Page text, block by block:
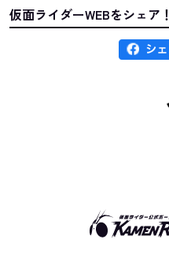
仮面ライダーWEBをシェア！